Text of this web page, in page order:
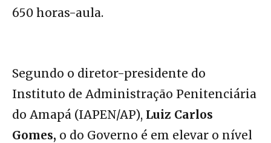
650 horas-aula.
Segundo o diretor-presidente do
Instituto de Administração Penitenciária
do Amapá (IAPEN/AP), Luiz Carlos
Gomes, o do Governo é em elevar o nível